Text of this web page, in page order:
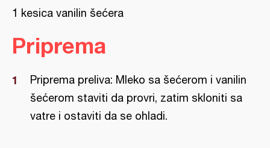
1 kesica vanilin šećera
Priprema
Priprema preliva: Mleko sa šećerom i vanilin
šećerom staviti da provri, zatim skloniti sa
vatre i ostaviti da se ohladi.